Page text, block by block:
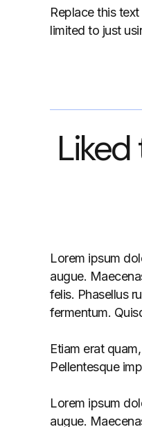
Replace this
limited to just
Lorem ipsum
augue.
felis. Phasellus
fermentum.
Etiam erat
Pellentesque
Lorem ipsum
augue.